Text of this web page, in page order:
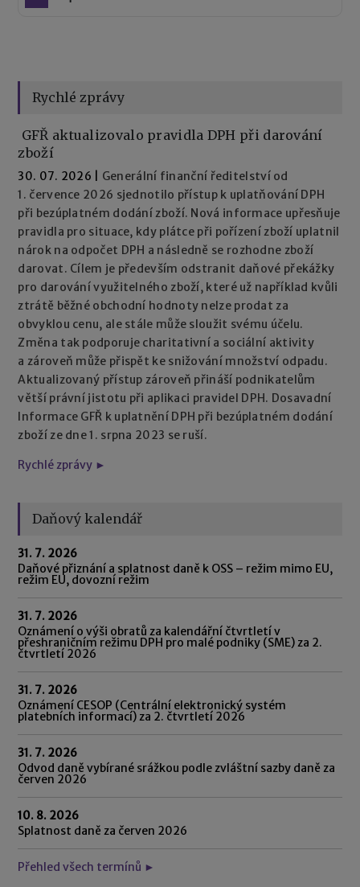
Rychlé zprávy
GFŘ aktualizovalo pravidla DPH při darování
zboží
30. 07. 2026
Generální finanční ředitelství od
1. července 2026 sjednotilo přístup k uplatňování DPH
při bezúplatném dodání zboží. Nová informace upřesňuje
pravidla pro situace, kdy plátce při pořízení zboží uplatnil
nárok na odpočet DPH a následně se rozhodne zboží
darovat. Cílem je především odstranit daňové překážky
pro darování využitelného zboží, které už například kvůli
ztrátě běžné obchodní hodnoty nelze prodat za
obvyklou cenu, ale stále může sloužit svému účelu.
Změna tak podporuje charitativní a sociální aktivity
a zároveň může přispět ke snižování množství odpadu.
Aktualizovaný přístup zároveň přináší podnikatelům
větší právní jistotu při aplikaci pravidel DPH. Dosavadní
Informace GFŘ k uplatnění DPH při bezúplatném dodání
zboží ze dne 1. srpna 2023 se ruší.
Rychlé zprávy ►
Daňový kalendář
31. 7. 2026
Daňové přiznání a splatnost daně k OSS – režim mimo EU,
režim EU, dovozní režim
31. 7. 2026
Oznámení o výši obratů za kalendářní čtvrtletí v
přeshraničním režimu DPH pro malé podniky (SME) za 2.
čtvrtletí 2026
31. 7. 2026
Oznámení CESOP (Centrální elektronický systém
platebních informací) za 2. čtvrtletí 2026
31. 7. 2026
Odvod daně vybírané srážkou podle zvláštní sazby daně za
červen 2026
10. 8. 2026
Splatnost daně za červen 2026
Přehled všech termínů ►